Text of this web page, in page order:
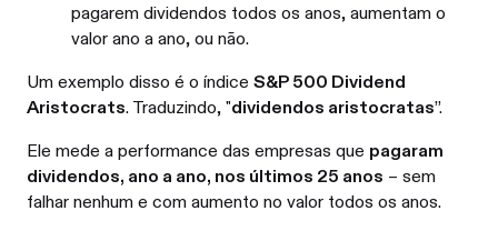
pagarem dividendos todos os anos, aumentam o
valor ano a ano, ou não.
Um exemplo disso é o índice S&P 500 Dividend
Aristocrats. Traduzindo, "dividendos aristocratas”.
Ele mede a performance das empresas que pagaram
dividendos, ano a ano, nos últimos 25 anos – sem
falhar nenhum e com aumento no valor todos os anos.